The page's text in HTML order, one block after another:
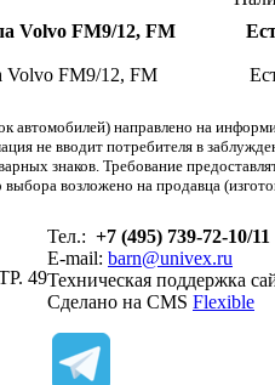
Volvo FM9/12, FM
FM9/12, FM
направлено на
не вводит потребителя в
знаков. Требование
возложено на продавца
49
Тел.: +7 (495) 739-72-10/11
E-mail: barn@univex.ru
Техническая поддержка
Сделано на CMS Flexible